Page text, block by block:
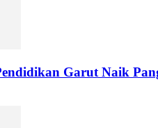
Garut Naik